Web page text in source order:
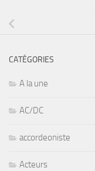
CATÉGORIES
A la une
AC/DC
accordeoniste
Acteurs